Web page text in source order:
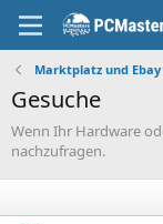
Marktplatz und
Gesuche
Wenn Ihr Hardware
nachzufragen.